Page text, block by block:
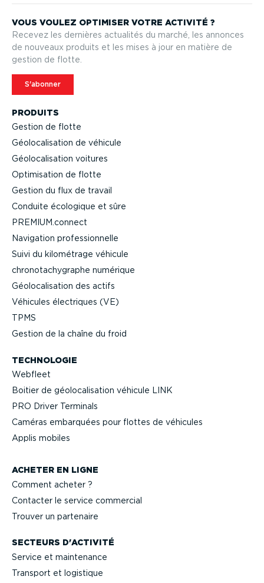
PRODUITS
Gestion de flotte
Géolo­ca­li­sation de véhicule
Géolo­ca­li­sation voitures
Optimi­sation de flotte
Gestion du flux de travail
Conduite écologique et sûre
PREMIUM.connect
Navigation profes­sion­nelle
Suivi du kilométrage véhicule
chrono­ta­chy­graphe numérique
Géolo­ca­li­sation des actifs
Véhicules électriques (VE)
TPMS
Gestion de la chaîne du froid
TECHNOLOGIE
Webfleet
Boitier de géolo­ca­li­sation véhicule LINK
PRO Driver Terminals
Caméras embarquées pour flottes de véhicules
Applis mobiles
ACHETER EN LIGNE
Comment acheter ?
Contacter le service commercial
Trouver un partenaire
SECTEURS D'ACTIVITÉ
Service et maintenance
Transport et logistique
VOUS VOULEZ OPTIMISER VOTRE ACTIVITÉ ?
Recevez les dernières actualités du marché, les annonces
de nouveaux produits et les mises à jour en matière de
gestion de flotte.
S'abonner